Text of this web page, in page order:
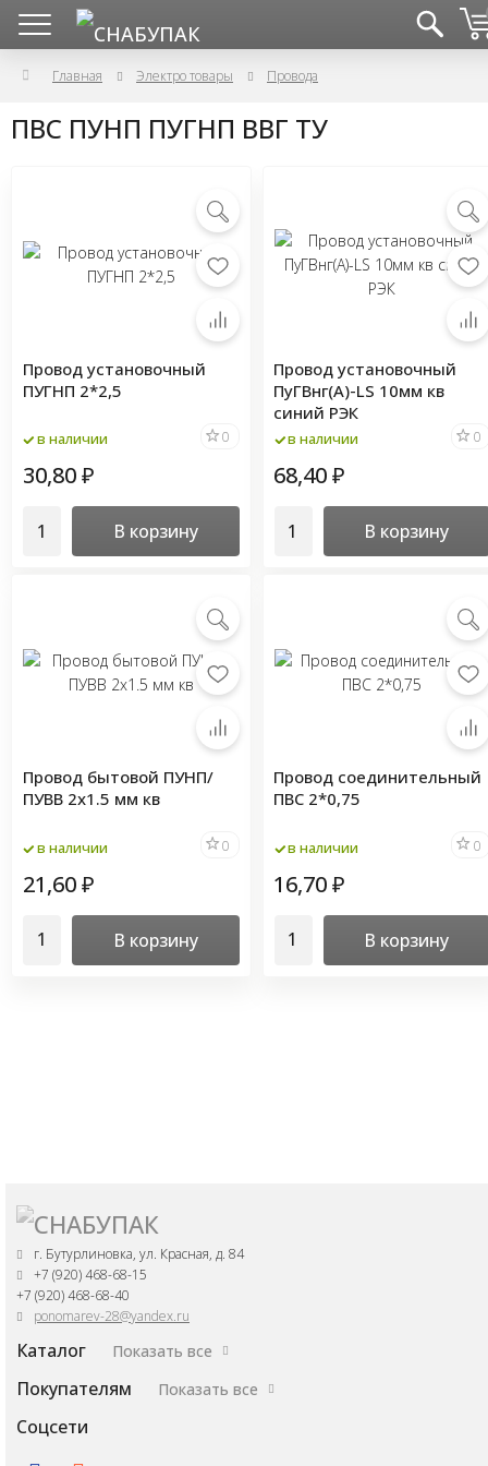
Главная Электро товары Провода
ПВС ПУНП ПУГНП ВВГ ТУ
Провод установочный
ПУГНП 2*2,5
в наличии 0
30,80 ₽
В корзину
Провод установочный
ПуГВнг(А)-LS 10мм кв
синий РЭК
в наличии 0
68,40₽
В корзину
Провод бытовой ПУНП/
ПУВВ 2х1.5 мм кв
в наличии 0
21,60 ₽
В корзину
Провод соединительный
ПВС 2*0,75
в наличии 0
16,70₽
В корзину
г. Бутурлиновка, ул. Красная, д. 84
+7 (920) 468-68-15
+7 (920) 468-68-40
ponomarev-28@yandex.ru
Каталог Показать все
Покупателям Показать все
Соцсети